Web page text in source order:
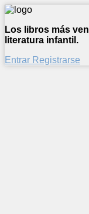
Los libros más
literatura infantil.
Entrar Registrarse